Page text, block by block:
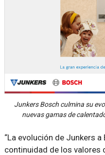
Junkers Bosch culmina su
nuevas gamas de
“La evolución de Junkers
continuidad de los valores